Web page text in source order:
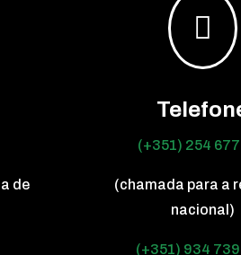
de

(+351) 254
(chamada para a
nacional)
(+351) 934